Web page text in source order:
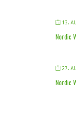
13.
Nordic
27.
Nordic